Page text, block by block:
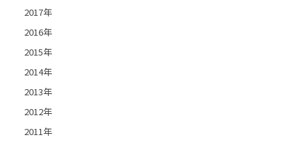
2017年
2016年
2015年
2014年
2013年
2012年
2011年